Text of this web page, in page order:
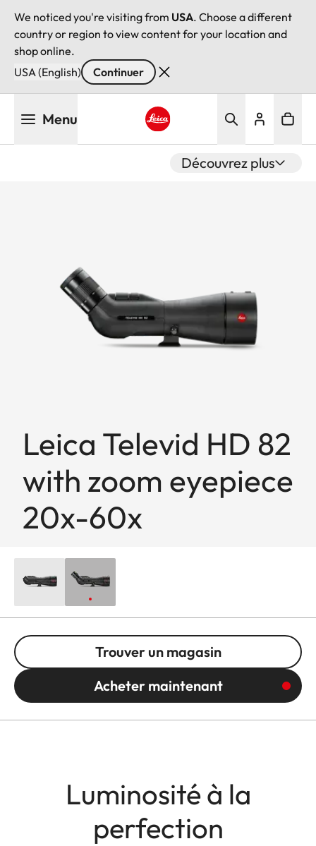
We noticed you're visiting from USA. Choose a different
country or region to view content for your location and
shop online.
USA (English)
Continuer
Menu
Découvrez plus
Leica Televid HD 82
with zoom eyepiece
20x-60x
Trouver un magasin
Acheter maintenant
Luminosité à la
perfection